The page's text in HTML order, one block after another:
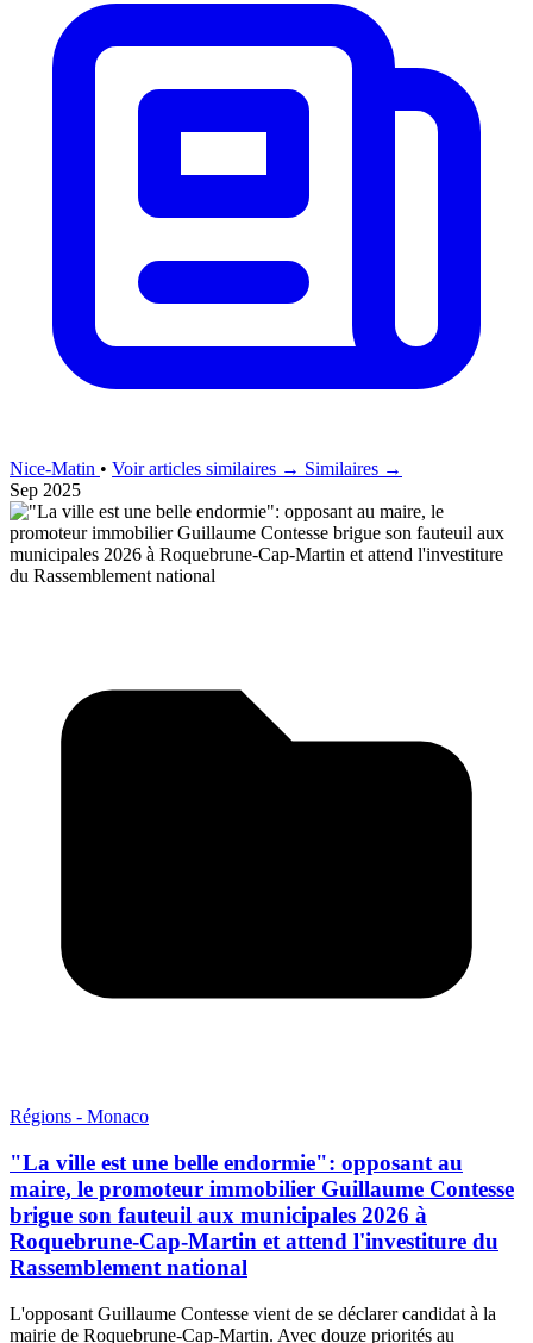
Nice-Matin • Voir articles similaires → Similaires →
Sep 2025
Régions - Monaco
"La ville est une belle endormie": opposant au
maire, le promoteur immobilier Guillaume Contesse
brigue son fauteuil aux municipales 2026 à
Roquebrune-Cap-Martin et attend l'investiture du
Rassemblement national
L'opposant Guillaume Contesse vient de se déclarer candidat à la
mairie de Roquebrune-Cap-Martin. Avec douze priorités au